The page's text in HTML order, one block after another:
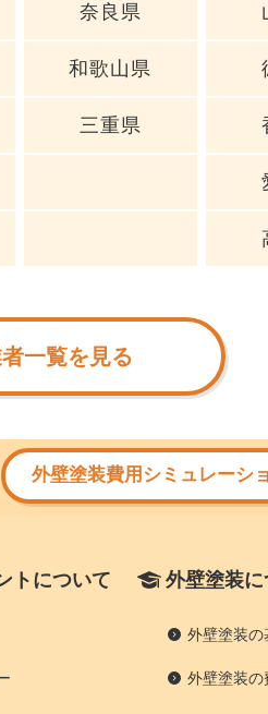
奈良県
和歌山県
三重県
一覧を見る
外壁塗装費用シミュレーシ
トについて 外壁塗装
外壁塗装の
外壁塗装の